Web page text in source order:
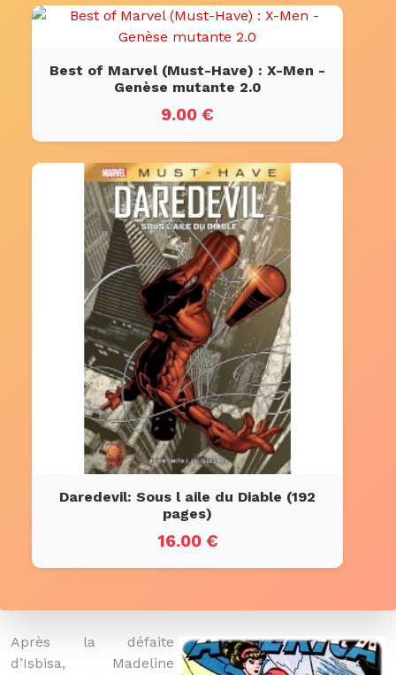
Best of Marvel (Must-Have) : X-Men -
Genèse mutante 2.0
9.00 €
Daredevil: Sous l aile du Diable (192
pages)
16.00 €
Après la défaite
d’Isbisa, Madeline